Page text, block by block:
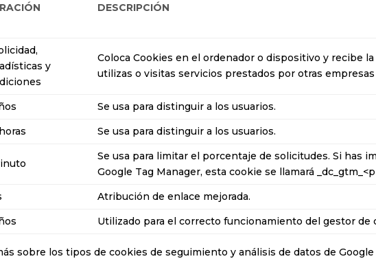
DESCRIPCIÓN
y
Coloca Cookies en el ordenador o dispositivo y recibe
utilizas o visitas servicios prestados por otras
Se usa para distinguir a los usuarios.
Se usa para distinguir a los usuarios.
Se usa para limitar el porcentaje de solicitudes. Si has
Google Tag Manager, esta cookie se llamará
Atribución de enlace mejorada.
Utilizado para el correcto funcionamiento del gestor de
sobre los tipos de cookies de seguimiento y análisis de datos de Google